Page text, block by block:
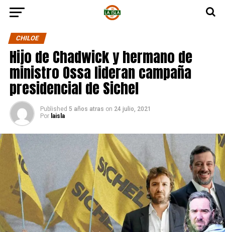
CHILOE
Hijo de Chadwick y hermano de
ministro Ossa lideran campaña
presidencial de Sichel
Published 5 años atras on 24 julio, 2021
Por laisla